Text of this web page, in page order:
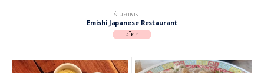
ร้านอาหาร
Emishi Japanese Restaurant
อโศก